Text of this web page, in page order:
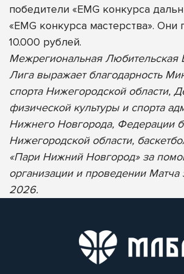
победители «EMG конкурса
«EMG конкурса мастерства». Они
10.000 рублей.
Межрегиональная Любительская
Лига выражает благодарность
спорта Нижегородской области,
физической культуры и спорта
Нижнего Новгорода, Федерации
Нижегородской области,
«Пари Нижний Новгород» за
организации и проведении
2026.